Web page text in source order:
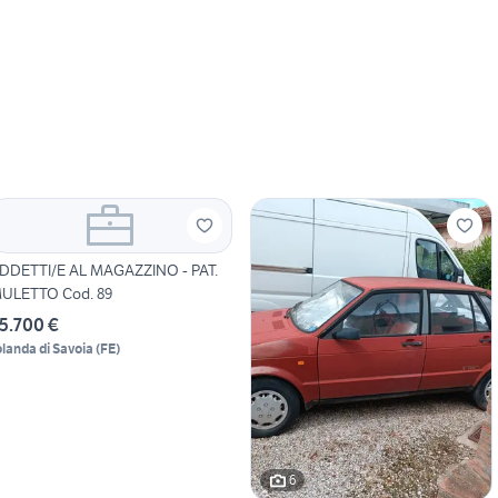
E AL MAGAZZINO - PAT.
Cod. 89
€
di Savoia (FE)
6